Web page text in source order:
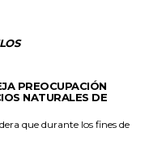
PREOCUPACIÓN
NATURALES DE
que durante los fines de